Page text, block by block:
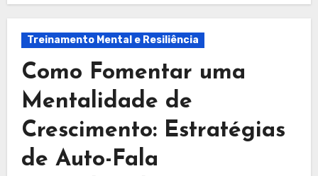
Treinamento Mental e Resiliência
Como Fomentar uma
Mentalidade de
Crescimento: Estratégias
de Auto-Fala